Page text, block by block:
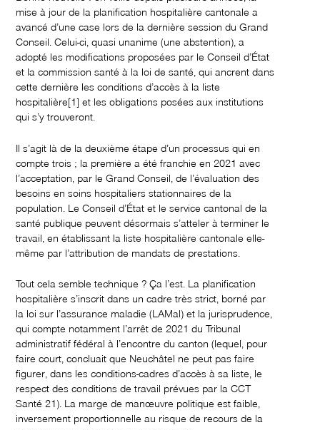
mise à jour de la planification hospitalière cantonale a
avancé d’une case lors de la dernière session du Grand
Conseil. Celui-ci, quasi unanime (une abstention), a
adopté les modifications proposées par le Conseil d’État
et la commission santé à la loi de santé, qui ancrent dans
cette dernière les conditions d’accès à la liste
hospitalière[1] et les obligations posées aux institutions
qui s’y trouveront.
Il s’agit là de la deuxième étape d’un processus qui en
compte trois ; la première a été franchie en 2021 avec
l’acceptation, par le Grand Conseil, de l’évaluation des
besoins en soins hospitaliers stationnaires de la
population. Le Conseil d’État et le service cantonal de la
santé publique peuvent désormais s’atteler à terminer le
travail, en établissant la liste hospitalière cantonale elle-
même par l’attribution de mandats de prestations.
Tout cela semble technique ? Ça l’est. La planification
hospitalière s’inscrit dans un cadre très strict, borné par
la loi sur l’assurance maladie (LAMal) et la jurisprudence,
qui compte notamment l’arrêt de 2021 du Tribunal
administratif fédéral à l’encontre du canton (lequel, pour
faire court, concluait que Neuchâtel ne peut pas faire
figurer, dans les conditions-cadres d’accès à sa liste, le
respect des conditions de travail prévues par la CCT
Santé 21). La marge de manœuvre politique est faible,
inversement proportionnelle au risque de recours de la